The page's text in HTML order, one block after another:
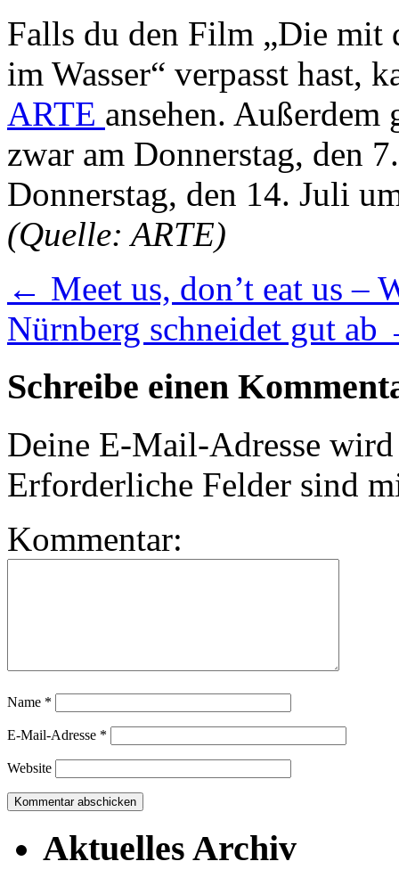
Falls du den Film „Die mit
im Wasser“ verpasst hast,
ARTE ansehen.
zwar am Donnerstag, den
Donnerstag, den 14. Juli
(Quelle: ARTE)
← Meet us, don’t eat us –
Nürnberg schneidet gut ab
Schreibe einen
Deine E-Mail-Adresse
Erforderliche Felder sind
Kommentar:
Name *
E-Mail-Adresse *
Website
Aktuelles Archiv